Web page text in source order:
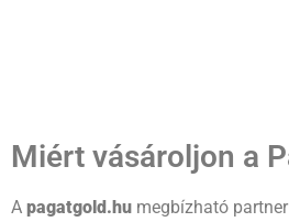
Miért vásároljon a
A pagatgold.hu megbízható